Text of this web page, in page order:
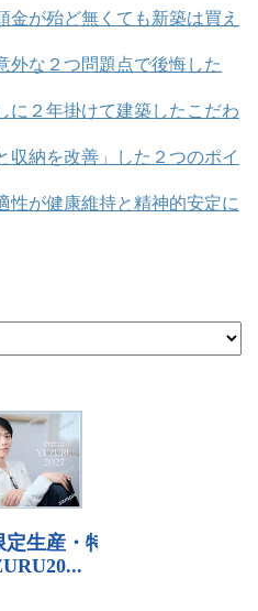
金が殆ど無くても新築は買え
外な２つ問題点で後悔した
に２年掛けて建築したこだわ
収納を改善」した２つのポイ
性が健康維持と精神的安定に